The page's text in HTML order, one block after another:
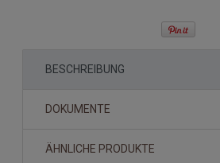
BESCHREIBUNG
DOKUMENTE
ÄHNLICHE PRODUKTE